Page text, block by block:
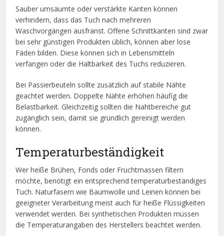
Sauber umsäumte oder verstärkte Kanten können
verhindern, dass das Tuch nach mehreren
Waschvorgängen ausfranst. Offene Schnittkanten sind zwar
bei sehr günstigen Produkten üblich, können aber lose
Fäden bilden. Diese können sich in Lebensmitteln
verfangen oder die Haltbarkeit des Tuchs reduzieren.
Bei Passierbeuteln sollte zusätzlich auf stabile Nähte
geachtet werden. Doppelte Nähte erhöhen häufig die
Belastbarkeit. Gleichzeitig sollten die Nahtbereiche gut
zugänglich sein, damit sie gründlich gereinigt werden
können.
Temperaturbeständigkeit
Wer heiße Brühen, Fonds oder Fruchtmassen filtern
möchte, benötigt ein entsprechend temperaturbeständiges
Tuch. Naturfasern wie Baumwolle und Leinen können bei
geeigneter Verarbeitung meist auch für heiße Flüssigkeiten
verwendet werden. Bei synthetischen Produkten müssen
die Temperaturangaben des Herstellers beachtet werden.